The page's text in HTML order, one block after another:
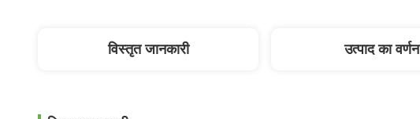
विस्तृत जानकारी उत्पाद का वर्णन